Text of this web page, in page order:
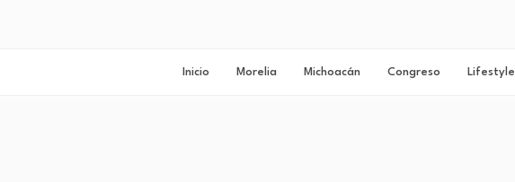
Inicio Morelia Michoacán Congreso Lifestyle